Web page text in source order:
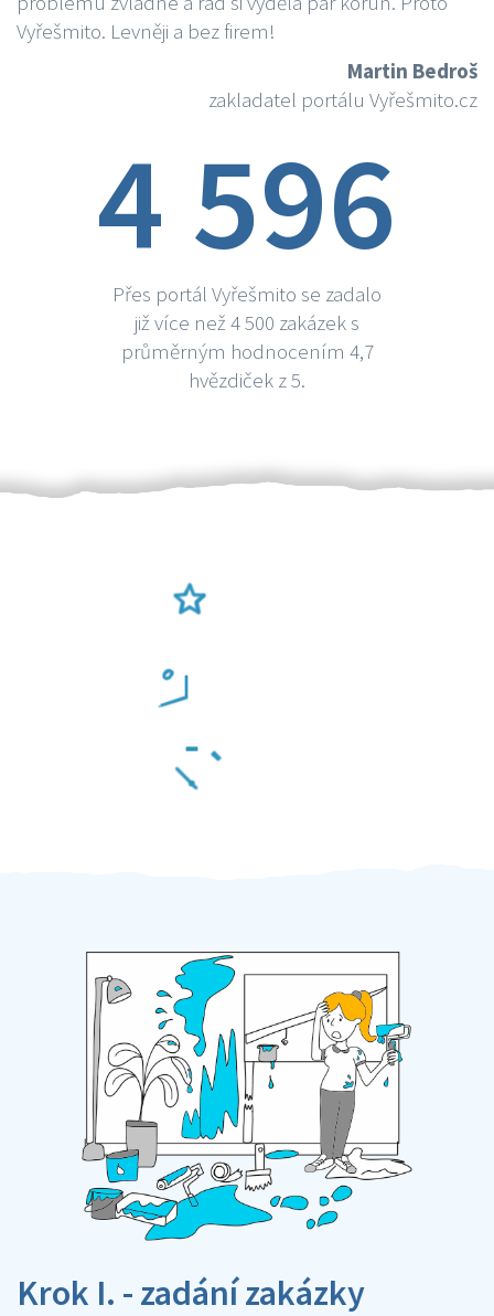
Vyřešmito. Levněji a bez firem!
Martin Bedroš
zakladatel portálu Vyřešmito.cz
4 596
Přes portál Vyřešmito se zadalo
již více než 4 500 zakázek s
průměrným hodnocením 4,7
hvězdiček z 5.
Krok I. - zadání zakázky